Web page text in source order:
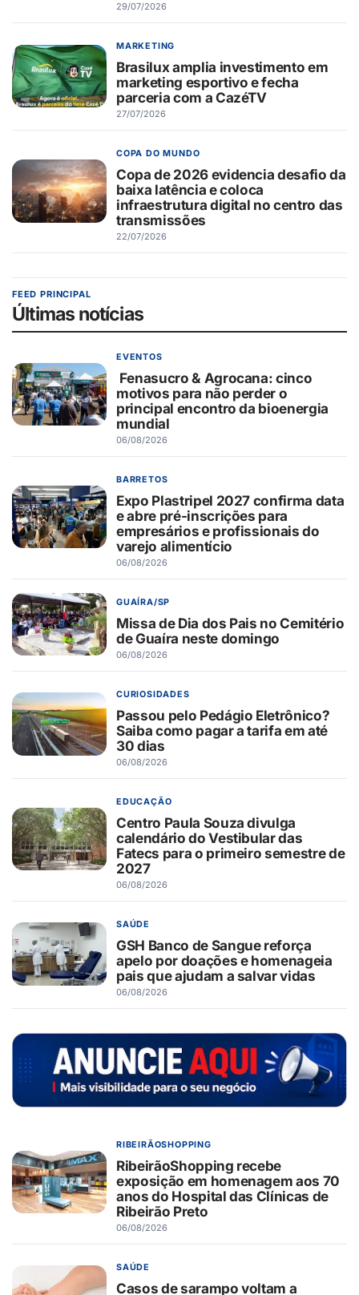
29/07/2026
MARKETING
Brasilux amplia investimento em
marketing esportivo e fecha
parceria com a CazéTV
27/07/2026
COPA DO MUNDO
Copa de 2026 evidencia desafio da
baixa latência e coloca
infraestrutura digital no centro das
transmissões
22/07/2026
FEED PRINCIPAL
Últimas notícias
EVENTOS
Fenasucro & Agrocana: cinco
motivos para não perder o
principal encontro da bioenergia
mundial
06/08/2026
BARRETOS
Expo Plastripel 2027 confirma data
e abre pré-inscrições para
empresários e profissionais do
varejo alimentício
06/08/2026
GUAÍRA/SP
Missa de Dia dos Pais no Cemitério
de Guaíra neste domingo
06/08/2026
CURIOSIDADES
Passou pelo Pedágio Eletrônico?
Saiba como pagar a tarifa em até
30 dias
06/08/2026
EDUCAÇÃO
Centro Paula Souza divulga
calendário do Vestibular das
Fatecs para o primeiro semestre de
2027
06/08/2026
SAÚDE
GSH Banco de Sangue reforça
apelo por doações e homenageia
pais que ajudam a salvar vidas
06/08/2026
RIBEIRÃOSHOPPING
RibeirãoShopping recebe
exposição em homenagem aos 70
anos do Hospital das Clínicas de
Ribeirão Preto
06/08/2026
SAÚDE
Casos de sarampo voltam a